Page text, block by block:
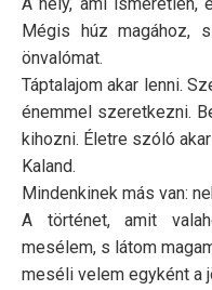
A hely, ami ismeretlen,
Mégis húz magához,
önvalómat.
Táptalajom akar lenni.
énemmel szeretkezni.
kihozni. Életre szóló akar
Kaland.
Mindenkinek más van:
A történet, amit
mesélem, s látom
meséli velem egyként a